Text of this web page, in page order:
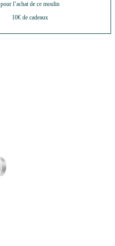
pour l’achat de ce moulin
10€ de cadeaux